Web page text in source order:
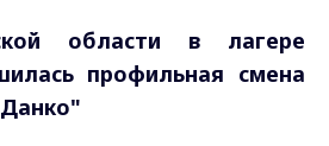
области в лагере
профильная смена